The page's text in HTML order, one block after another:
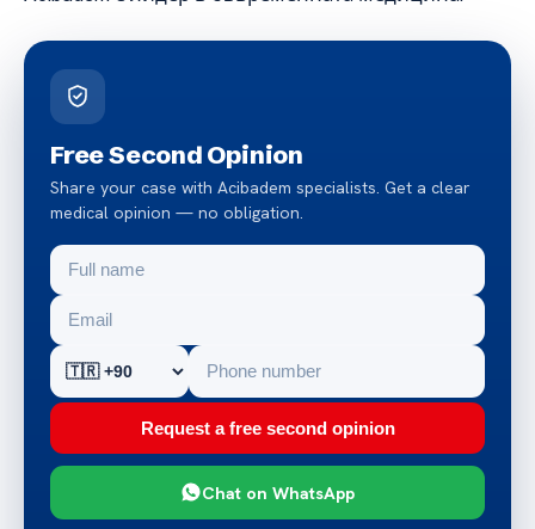
Free Second Opinion
Share your case with Acibadem specialists. Get a clear
medical opinion — no obligation.
Request a free second opinion
Chat on WhatsApp